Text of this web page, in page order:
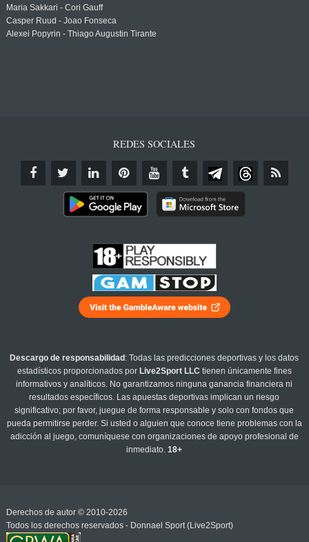
Maria Sakkari - Cori Gauff
Casper Ruud - Joao Fonseca
Alexei Popyrin - Thiago Augustin Tirante
REDES SOCIALES
Descargo de responsabilidad : Todas las predicciones deportivas y los datos
estadísticos proporcionados por Live2Sport LLC tienen únicamente fines
informativos y analíticos. No garantizamos ninguna ganancia financiera ni
resultados específicos. Las apuestas deportivas implican un riesgo
significativo; por favor, juegue de forma responsable y solo con fondos que
pueda permitirse perder. Si usted o alguien que conoce tiene problemas con la
adicción al juego, comuníquese con organizaciones de apoyo profesional de
inmediato.18+
Derechos de autor © 2010-2026
Todos los derechos reservados - Donnael Sport (Live2Sport)